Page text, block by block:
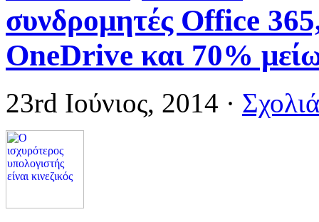
συνδρομητές Office
OneDrive και 70%
23rd Ιούνιος, 2014 ·